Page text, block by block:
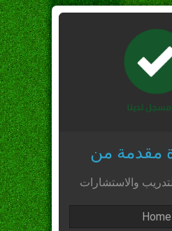
مقدمة من
والاستشارات
Home